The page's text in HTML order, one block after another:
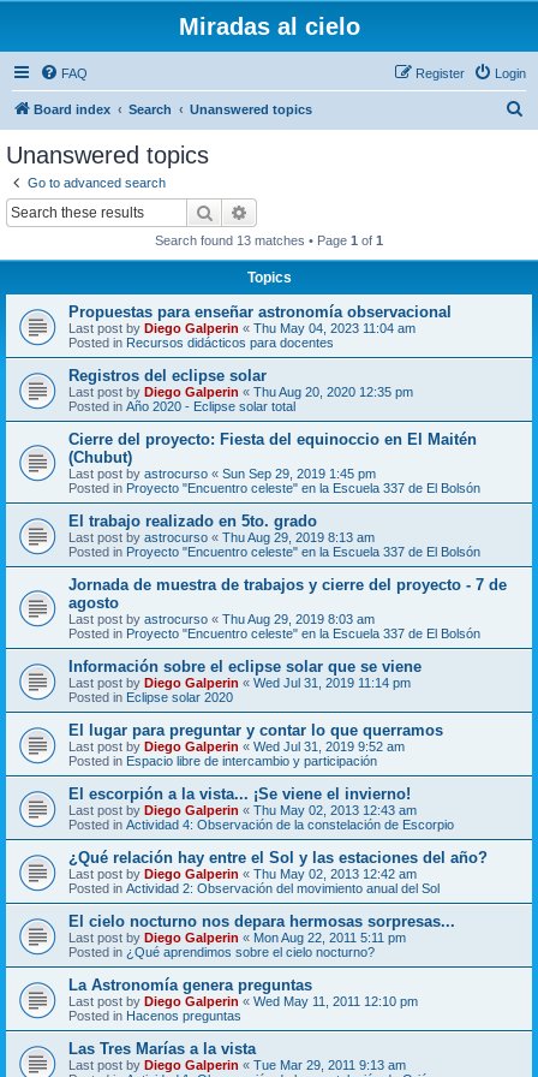
Miradas al cielo
FAQ Login
Register
Board index Search Unanswered topics
Unanswered topics
Go to advanced search
Search
Search found 13 matches • Page 1 of 1
Topics
Propuestas para enseñar astronomía observacional
Last post by Diego Galperin « Thu May 04, 2023 11:04 am
Posted in Recursos didácticos para docentes
Registros del eclipse solar
Last post by Diego Galperin « Thu Aug 20, 2020 12:35 pm
Posted in Año 2020 - Eclipse solar total
Cierre del proyecto: Fiesta del equinoccio en El Maitén
(Chubut)
Last post by astrocurso « Sun Sep 29, 2019 1:45 pm
Posted in Proyecto "Encuentro celeste" en la Escuela 337 de El Bolsón
El trabajo realizado en 5to. grado
Last post by astrocurso « Thu Aug 29, 2019 8:13 am
Posted in Proyecto "Encuentro celeste" en la Escuela 337 de El Bolsón
Jornada de muestra de trabajos y cierre del proyecto - 7 de
agosto
Last post by astrocurso « Thu Aug 29, 2019 8:03 am
Posted in Proyecto "Encuentro celeste" en la Escuela 337 de El Bolsón
Información sobre el eclipse solar que se viene
Last post by Diego Galperin « Wed Jul 31, 2019 11:14 pm
Posted in Eclipse solar 2020
El lugar para preguntar y contar lo que querramos
Last post by Diego Galperin « Wed Jul 31, 2019 9:52 am
Posted in Espacio libre de intercambio y participación
El escorpión a la vista... ¡Se viene el invierno!
Last post by Diego Galperin « Thu May 02, 2013 12:43 am
Posted in Actividad 4: Observación de la constelación de Escorpio
¿Qué relación hay entre el Sol y las estaciones del año?
Last post by Diego Galperin « Thu May 02, 2013 12:42 am
Posted in Actividad 2: Observación del movimiento anual del Sol
El cielo nocturno nos depara hermosas sorpresas...
Last post by Diego Galperin « Mon Aug 22, 2011 5:11 pm
Posted in ¿Qué aprendimos sobre el cielo nocturno?
La Astronomía genera preguntas
Last post by Diego Galperin « Wed May 11, 2011 12:10 pm
Posted in Hacenos preguntas
Las Tres Marías a la vista
Last post by Diego Galperin « Tue Mar 29, 2011 9:13 am